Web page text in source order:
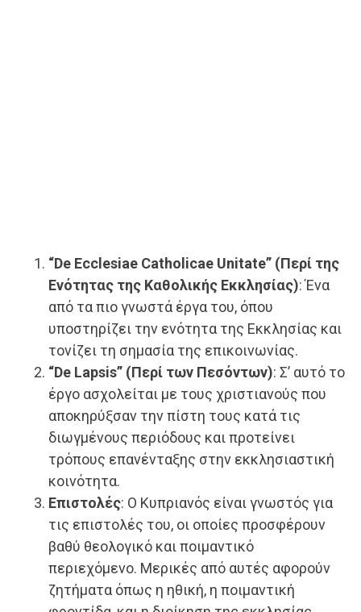
“De Ecclesiae Catholicae Unitate” (Περί της
Ενότητας της Καθολικής Εκκλησίας): Ένα
από τα πιο γνωστά έργα του, όπου
υποστηρίζει την ενότητα της Εκκλησίας και
τονίζει τη σημασία της επικοινωνίας.
“De Lapsis” (Περί των Πεσόντων): Σ’ αυτό το
έργο ασχολείται με τους χριστιανούς που
αποκηρύξσαν την πίστη τους κατά τις
διωγμένους περιόδους και προτείνει
τρόπους επανένταξης στην εκκλησιαστική
κοινότητα.
Επιστολές: Ο Κυπριανός είναι γνωστός για
τις επιστολές του, οι οποίες προσφέρουν
βαθύ θεολογικό και ποιμαντικό
περιεχόμενο. Μερικές από αυτές αφορούν
ζητήματα όπως η ηθική, η ποιμαντική